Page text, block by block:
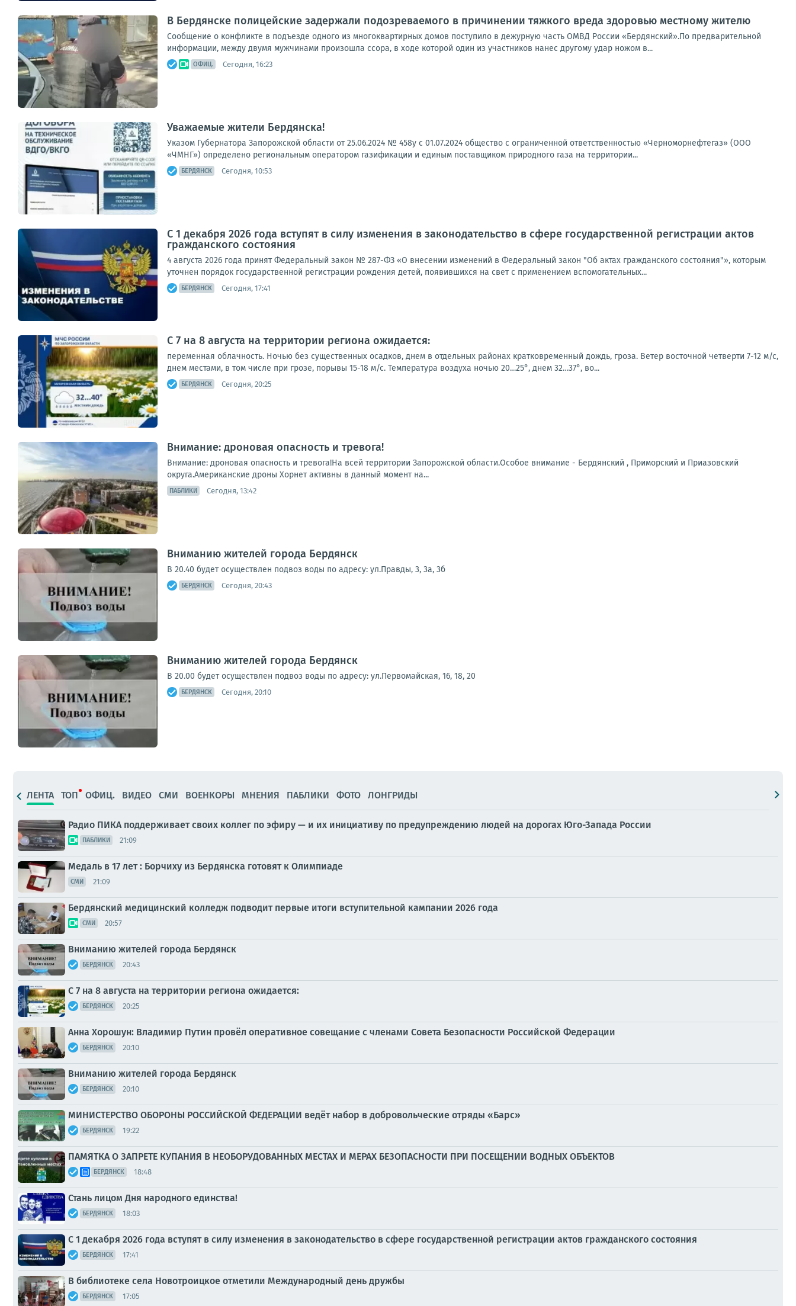
В Бердянске полицейские задержали подозреваемого в причинении тяжкого вреда здоровью местному жителю
Сообщение о конфликте в подъезде одного из многоквартирных домов поступило в дежурную часть ОМВД России «Бердянский».По предварительной
информации, между двумя мужчинами произошла ссора, в ходе которой один из участников нанес другому удар ножом в...
ОФИЦ. Сегодня, 16:23
Уважаемые жители Бердянска!
Указом Губернатора Запорожской области от 25.06.2024 № 458у с 01.07.2024 общество с ограниченной ответственностью «Черноморнефтегаз» (ООО
«ЧМНГ») определено региональным оператором газификации и единым поставщиком природного газа на территории...
БЕРДЯНСК Сегодня, 10:53
С 1 декабря 2026 года вступят в силу изменения в законодательство в сфере государственной регистрации актов
гражданского состояния
4 августа 2026 года принят Федеральный закон № 287-ФЗ «О внесении изменений в Федеральный закон "Об актах гражданского состояния"», которым
уточнен порядок государственной регистрации рождения детей, появившихся на свет с применением вспомогательных...
БЕРДЯНСК Сегодня, 17:41
С 7 на 8 августа на территории региона ожидается:
переменная облачность. Ночью без существенных осадков, днем в отдельных районах кратковременный дождь, гроза. Ветер восточной четверти 7-12 м/с,
днем местами, в том числе при грозе, порывы 15-18 м/с. Температура воздуха ночью 20…25°, днем 32…37°, во...
БЕРДЯНСК Сегодня, 20:25
Внимание: дроновая опасность и тревога!
Внимание: дроновая опасность и тревога!На всей территории Запорожской области.Особое внимание - Бердянский , Приморский и Приазовский
округа.Американские дроны Хорнет активны в данный момент на...
ПАБЛИКИ Сегодня, 13:42
Вниманию жителей города Бердянск
В 20.40 будет осуществлен подвоз воды по адресу: ул.Правды, 3, 3а, 3б
БЕРДЯНСК Сегодня, 20:43
Вниманию жителей города Бердянск
В 20.00 будет осуществлен подвоз воды по адресу: ул.Первомайская, 16, 18, 20
БЕРДЯНСК Сегодня, 20:10
ЛЕНТА ТОП ОФИЦ. ВИДЕО СМИ ВОЕНКОРЫ МНЕНИЯ ПАБЛИКИ ФОТО ЛОНГРИДЫ
Радио ПИКА поддерживает своих коллег по эфиру — и их инициативу по предупреждению людей на дорогах Юго-Запада России
ПАБЛИКИ 21:09
Медаль в 17 лет : Борчиху из Бердянска готовят к Олимпиаде
СМИ 21:09
Бердянский медицинский колледж подводит первые итоги вступительной кампании 2026 года
СМИ 20:57
Вниманию жителей города Бердянск
БЕРДЯНСК 20:43
С 7 на 8 августа на территории региона ожидается:
БЕРДЯНСК 20:25
Анна Хорошун: Владимир Путин провёл оперативное совещание с членами Совета Безопасности Российской Федерации
БЕРДЯНСК 20:10
Вниманию жителей города Бердянск
БЕРДЯНСК 20:10
МИНИСТЕРСТВО ОБОРОНЫ РОССИЙСКОЙ ФЕДЕРАЦИИ ведёт набор в добровольческие отряды «Барс»
БЕРДЯНСК 19:22
ПАМЯТКА О ЗАПРЕТЕ КУПАНИЯ В НЕОБОРУДОВАННЫХ МЕСТАХ И МЕРАХ БЕЗОПАСНОСТИ ПРИ ПОСЕЩЕНИИ ВОДНЫХ ОБЪЕКТОВ
БЕРДЯНСК 18:48
Стань лицом Дня народного единства!
БЕРДЯНСК 18:03
С 1 декабря 2026 года вступят в силу изменения в законодательство в сфере государственной регистрации актов гражданского состояния
БЕРДЯНСК 17:41
В библиотеке села Новотроицкое отметили Международный день дружбы
БЕРДЯНСК 17:05